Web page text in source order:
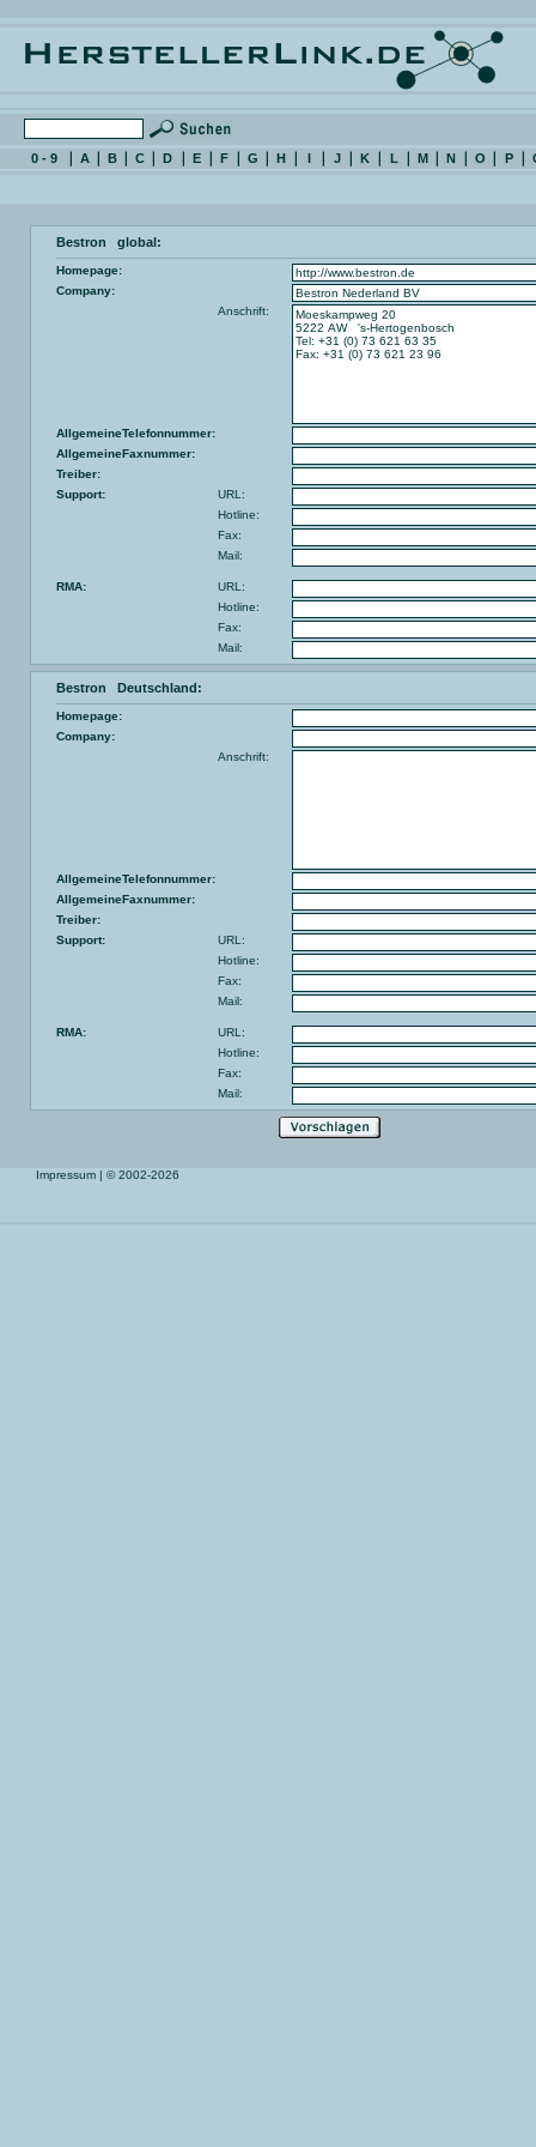
0 - 9 A B C D E F G H I J K L M N O P
Bestron global:
Homepage:
Company:
Anschrift:
AllgemeineTelefonnummer:
AllgemeineFaxnummer:
Treiber:
Support:
URL:
Hotline:
Fax:
Mail:
RMA:
URL:
Hotline:
Fax:
Mail:
Bestron Deutschland:
Homepage:
Company:
Anschrift:
AllgemeineTelefonnummer:
AllgemeineFaxnummer:
Treiber:
Support:
URL:
Hotline:
Fax:
Mail:
RMA:
URL:
Hotline:
Fax:
Mail:
Impressum | © 2002-2026